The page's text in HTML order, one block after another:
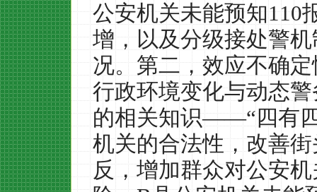
公安机关未能预知110
增，以及分级接处警
况。第二，效应不确
行政环境变化与动态
的相关知识——“四有
机关的合法性，改善
反，增加群众对公安